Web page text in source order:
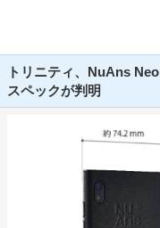
トリニティ、NuAns
スペックが判明